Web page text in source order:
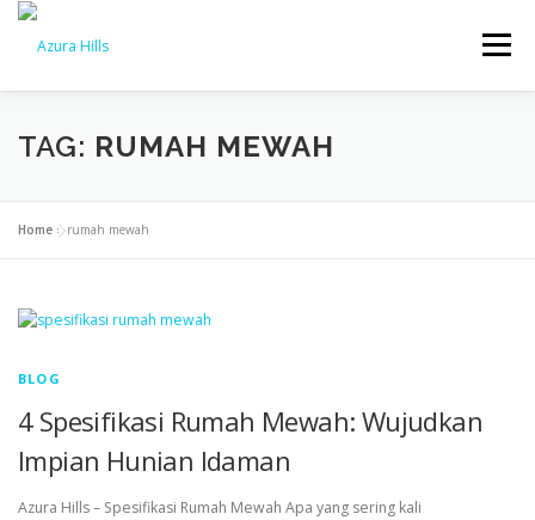
Menu
BERANDA BENEFIT PROGRESS
KONTAK
TAG: RUMAH MEWAH
Home »rumah mewah
BLOG
4 Spesifikasi Rumah Mewah: Wujudkan
Impian Hunian Idaman
Azura Hills – Spesifikasi Rumah Mewah Apa yang sering kali